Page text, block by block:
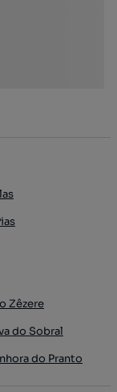
Zêzere
do Sobral
do Pranto